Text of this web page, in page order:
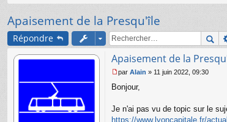
ci
s
Apaisement de la Presqu'île
Répondre
Apaisement de la
e
s
par Alain » 11 juin 2022, 09:30
Bonjour,
Je n'ai pas vu de topic sur le
https://www.lyoncapitale.fr/